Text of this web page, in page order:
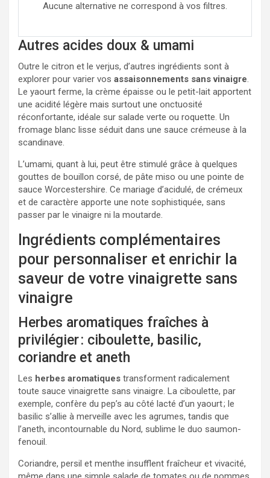
Aucune alternative ne correspond à vos filtres.
Autres acides doux & umami
Outre le citron et le verjus, d’autres ingrédients sont à
explorer pour varier vos assaisonnements sans vinaigre.
Le yaourt ferme, la crème épaisse ou le petit-lait apportent
une acidité légère mais surtout une onctuosité
réconfortante, idéale sur salade verte ou roquette. Un
fromage blanc lisse séduit dans une sauce crémeuse à la
scandinave.
L’umami, quant à lui, peut être stimulé grâce à quelques
gouttes de bouillon corsé, de pâte miso ou une pointe de
sauce Worcestershire. Ce mariage d’acidulé, de crémeux
et de caractère apporte une note sophistiquée, sans
passer par le vinaigre ni la moutarde.
Ingrédients complémentaires
pour personnaliser et enrichir la
saveur de votre vinaigrette sans
vinaigre
Herbes aromatiques fraîches à
privilégier : ciboulette, basilic,
coriandre et aneth
Les herbes aromatiques transforment radicalement
toute sauce vinaigrette sans vinaigre. La ciboulette, par
exemple, confère du pep’s au côté lacté d’un yaourt ; le
basilic s’allie à merveille avec les agrumes, tandis que
l’aneth, incontournable du Nord, sublime le duo saumon-
fenouil.
Coriandre, persil et menthe insufflent fraîcheur et vivacité,